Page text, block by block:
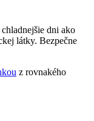
dni ako
látky. Bezpečne
z rovnakého